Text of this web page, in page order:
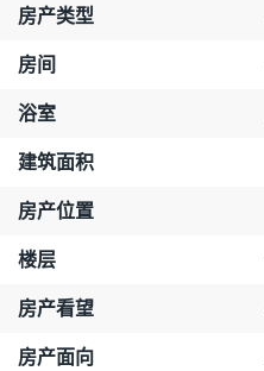
房产类型
房间
浴室
建筑面积
房产位置
楼层
房产看望
房产面向